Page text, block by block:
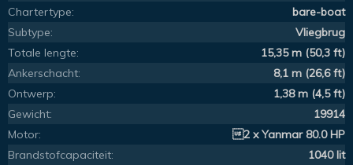
Chartertype:
bare-boat
Subtype:
Vliegbrug
Totale lengte:
15,35 m (50,3 ft)
Ankerschacht:
8,1 m (26,6 ft)
Ontwerp:
1,38 m (4,5 ft)
Gewicht:
19914
Motor:
2 x Yanmar 80.0 HP
Brandstofcapaciteit:
1040 lit